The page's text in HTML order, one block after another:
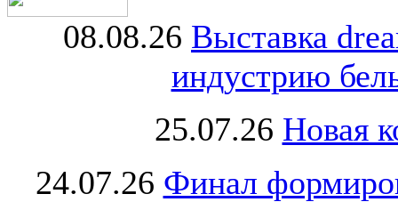
08.08.26 Выставка
индустрию
25.07.26 Новая
24.07.26 Финал